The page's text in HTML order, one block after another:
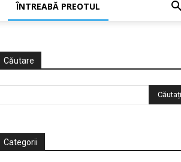
ÎNTREABĂ PREOTUL
Căutare
Categorii